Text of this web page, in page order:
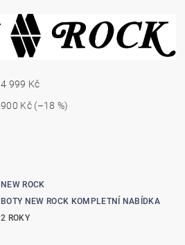
4 999 Kč
900 Kč (–18 %)
NEW ROCK
BOTY NEW ROCK KOMPLETNÍ NABÍDKA
2 ROKY